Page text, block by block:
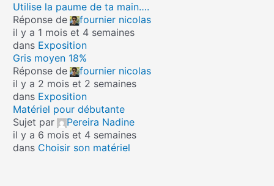
Utilise la paume de ta main….
Réponse de
fournier nicolas
il y a 1 mois et 4 semaines
dans Exposition
Gris moyen 18%
Réponse de
fournier nicolas
il y a 2 mois et 2 semaines
dans Exposition
Matériel pour débutante
Sujet par
Pereira Nadine
il y a 6 mois et 4 semaines
dans Choisir son matériel